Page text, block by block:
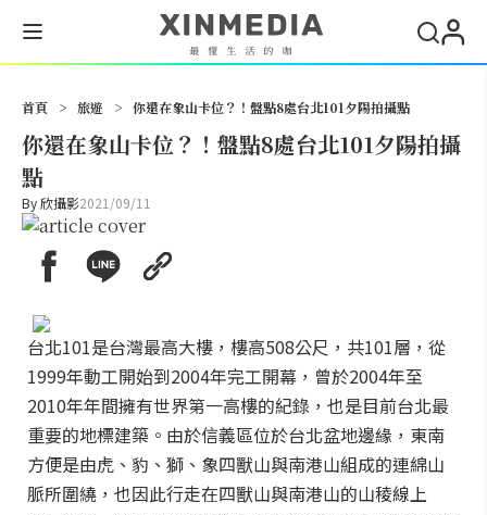
首頁 > 旅遊 > 你還在象山卡位？！盤點8處台北101夕陽拍攝點
你還在象山卡位？！盤點8處台北101夕陽拍攝
點
By欣攝影2021/09/11
台北101是台灣最高大樓，樓高508公尺，共101層，從
1999年動工開始到2004年完工開幕，曾於2004年至
2010年年間擁有世界第一高樓的紀錄，也是目前台北最
重要的地標建築。由於信義區位於台北盆地邊緣，東南
方便是由虎、豹、獅、象四獸山與南港山組成的連綿山
脈所圍繞，也因此行走在四獸山與南港山的山稜線上